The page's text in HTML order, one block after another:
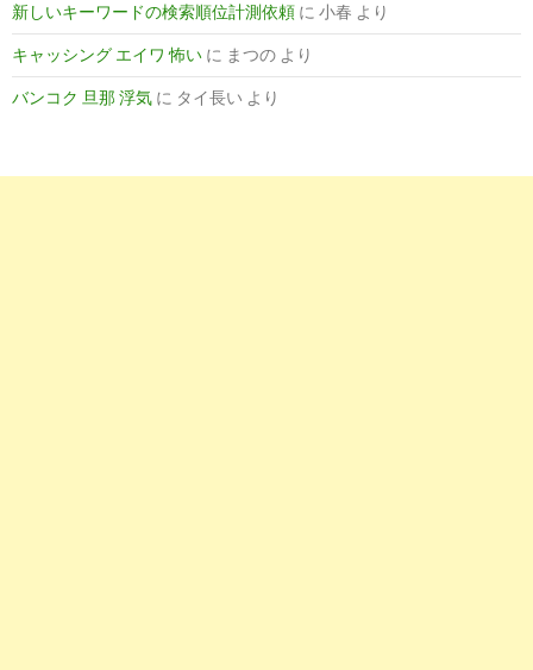
男性看護師として歩んできた道、これからの道 - ハフポスト
10 https://www.hatalike.jp/PBL_06/JT_03/SJT_0302/
5 https://kango.mynavi.jp/r/cr_050366/
新しいキーワードの検索順位計測依頼 に 小春 より
キャッシング エイワ 怖い に まつの より
バンコク 旦那 浮気 に タイ長い より